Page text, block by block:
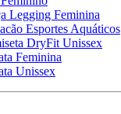
Legging Feminina
Esportes Aquáticos
DryFit Unissex
Feminina
Unissex